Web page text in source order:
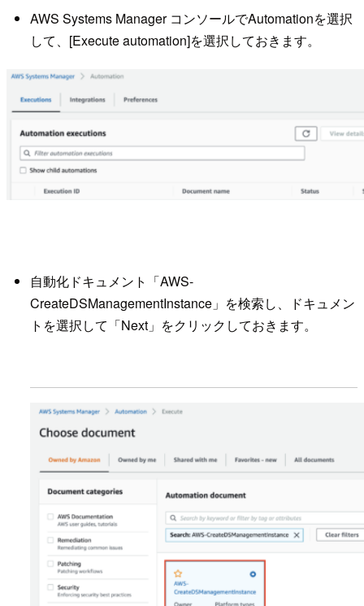
AWS Systems Manager コンソールでAutomationを選択
して、[Execute automation]を選択しておきます。
自動化ドキュメント「AWS-
CreateDSManagementInstance」を検索し、ドキュメン
トを選択して「Next」をクリックしておきます。